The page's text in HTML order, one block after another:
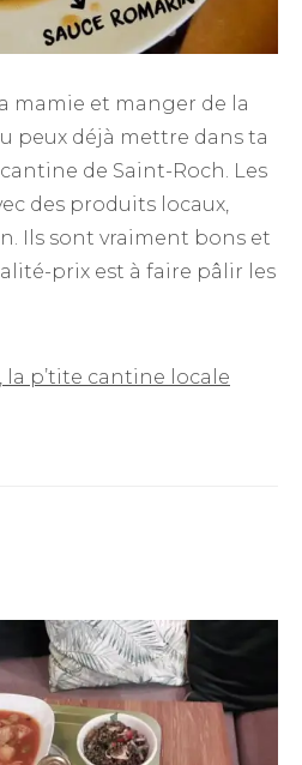
mamie et manger de la
peux déjà mettre dans ta
de Saint-Roch. Les
des produits locaux,
Ils sont vraiment bons et
prix est à faire pâlir les
la p’tite cantine locale